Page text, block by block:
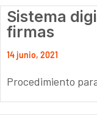
Sistema
firmas
14 junio, 2021
Procedimiento